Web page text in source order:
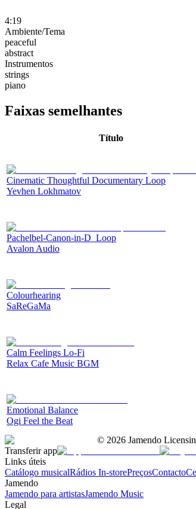
4:19
Ambiente/Tema
peaceful
abstract
Instrumentos
strings
piano
Faixas semelhantes
Título
Cinematic Thoughtful Documentary Loop
Yevhen Lokhmatov
Pachelbel-Canon-in-D_Loop
Avalon Audio
Colourhearing
SaReGaMa
Calm Feelings Lo-Fi
Relax Cafe Music BGM
Emotional Balance
Ogi Feel the Beat
© 2026 Jamendo
Transferir app
Links úteis
Catálogo musicalRádios In-storePreçosContacto
Jamendo
Jamendo para artistasJamendo Music
Legal